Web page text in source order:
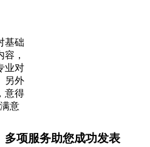
基础
，
业对
另外
意得
意
多项服务助您成功发表